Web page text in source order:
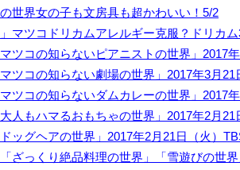
世界女の子も文房具も超かわいい！5/2
マツコドリカムアレルギー克服？ドリカ
ツコの知らないピアニストの世界」2017
ツコの知らない劇場の世界」2017年3月21
ツコの知らないダムカレーの世界」2017
人もハマるおもちゃの世界」2017年2月21
ッグヘアの世界」2017年2月21日（火）
ざっくり絶品料理の世界」「雪遊びの世界